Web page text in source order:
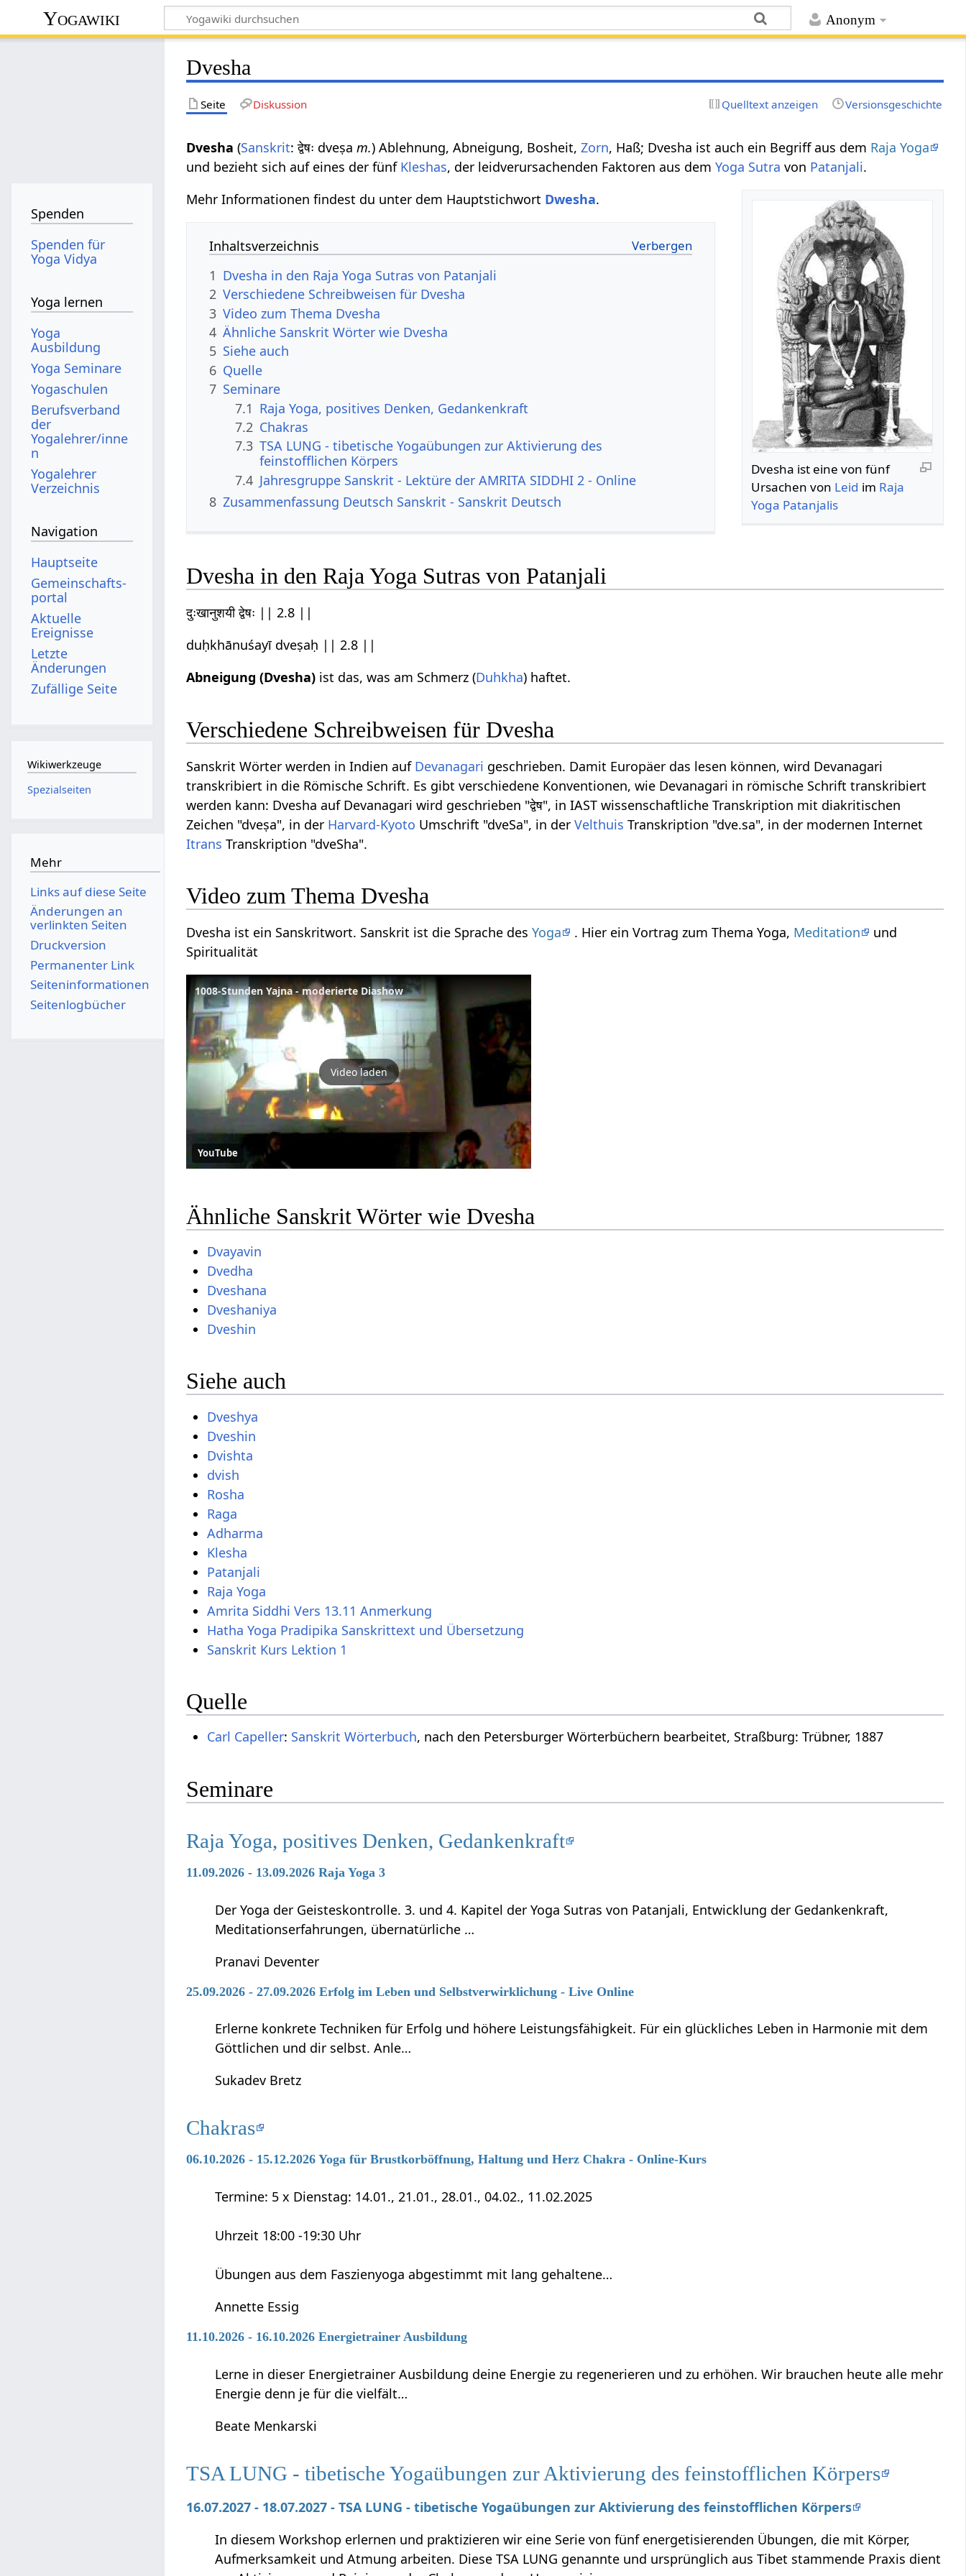
Anonym
Yogawiki
Dvesha
Seite Diskussion Quelltext anzeigen Versionsgeschichte
Dvesha (Sanskrit: द्वेषः dveṣam.) Ablehnung, Abneigung, Bosheit,Zorn, Haß; Dvesha ist auch ein Begriff aus dem Raja Yoga
und bezieht sich auf eines der fünf Kleshas, der leidverursachenden Faktoren aus demYoga Sutra von Patanjali.
Dvesha ist eine von fünf
Ursachen von Leid im Raja
Yoga Patanjalis
Mehr Informationen findest du unter dem Hauptstichwort Dwesha.
Inhaltsverzeichnis
1 Dvesha in den Raja Yoga Sutras von Patanjali
2 Verschiedene Schreibweisen für Dvesha
3 Video zum Thema Dvesha
4 Ähnliche Sanskrit Wörter wie Dvesha
5 Siehe auch
6 Quelle
7 Seminare
7.1 Raja Yoga, positives Denken, Gedankenkraft
7.2 Chakras
7.3 TSA LUNG - tibetische Yogaübungen zur Aktivierung des
feinstofflichen Körpers
7.4 Jahresgruppe Sanskrit - Lektüre der AMRITA SIDDHI 2 - Online
8 Zusammenfassung Deutsch Sanskrit - Sanskrit Deutsch
Dvesha in den Raja Yoga Sutras von Patanjali
दुःखानुशयी द्वेषः || 2.8 ||
duḥkhānuśayī dveṣaḥ || 2.8 ||
Abneigung (Dvesha) ist das, was am Schmerz (Duhkha) haftet.
Verschiedene Schreibweisen für Dvesha
Sanskrit Wörter werden in Indien auf Devanagari geschrieben. Damit Europäer das lesen können, wird Devanagari
transkribiert in die Römische Schrift. Es gibt verschiedene Konventionen, wie Devanagari in römische Schrift transkribiert
werden kann: Dvesha auf Devanagari wird geschrieben "द्वेष", in IAST wissenschaftliche Transkription mit diakritischen
Zeichen "dveṣa", in der Harvard-Kyoto Umschrift "dveSa", in derVelthuis Transkription "dve.sa", in der modernen Internet
Itrans Transkription "dveSha".
Video zum Thema Dvesha
Dvesha ist ein Sanskritwort. Sanskrit ist die Sprache desYoga . Hier ein Vortrag zum Thema Yoga, Meditation
und
Spiritualität
1008-Stunden Yajna - moderierte Diashow
Video laden
YouTube
Ähnliche Sanskrit Wörter wie Dvesha
Dvayavin
Dvedha
Dveshana
Dveshaniya
Dveshin
Siehe auch
Dveshya
Dveshin
Dvishta
dvish
Rosha
Raga
Adharma
Klesha
Patanjali
Raja Yoga
Amrita Siddhi Vers 13.11 Anmerkung
Hatha Yoga Pradipika Sanskrittext und Übersetzung
Sanskrit Kurs Lektion 1
Quelle
Carl Capeller: Sanskrit Wörterbuch, nach den Petersburger Wörterbüchern bearbeitet, Straßburg: Trübner, 1887
Seminare
Raja Yoga, positives Denken, Gedankenkraft
11.09.2026 - 13.09.2026 Raja Yoga 3
Der Yoga der Geisteskontrolle. 3. und 4. Kapitel der Yoga Sutras von Patanjali, Entwicklung der Gedankenkraft,
Meditationserfahrungen, übernatürliche …
Pranavi Deventer
25.09.2026 - 27.09.2026 Erfolg im Leben und Selbstverwirklichung - Live Online
Erlerne konkrete Techniken für Erfolg und höhere Leistungsfähigkeit. Für ein glückliches Leben in Harmonie mit dem
Göttlichen und dir selbst. Anle…
Sukadev Bretz
Chakras
06.10.2026 - 15.12.2026 Yoga für Brustkorböffnung, Haltung und Herz Chakra - Online-Kurs
Termine: 5 x Dienstag: 14.01., 21.01., 28.01., 04.02., 11.02.2025
Uhrzeit 18:00 -19:30 Uhr
Übungen aus dem Faszienyoga abgestimmt mit lang gehaltene…
Annette Essig
11.10.2026 - 16.10.2026 Energietrainer Ausbildung
Lerne in dieser Energietrainer Ausbildung deine Energie zu regenerieren und zu erhöhen. Wir brauchen heute alle mehr
Energie denn je für die vielfält…
Beate Menkarski
TSA LUNG - tibetische Yogaübungen zur Aktivierung des feinstofflichen Körpers
16.07.2027 - 18.07.2027 - TSA LUNG - tibetische Yogaübungen zur Aktivierung des feinstofflichen Körpers
In diesem Workshop erlernen und praktizieren wir eine Serie von fünf energetisierenden Übungen, die mit Körper,
Aufmerksamkeit und Atmung arbeiten. Diese TSA LUNG genannte und ursprünglich aus Tibet stammende Praxis dient
Spenden
Spenden für
Yoga Vidya
Yoga lernen
Yoga
Ausbildung
Yoga Seminare
Yogaschulen
Berufsverband
der
Yogalehrer/inne
n
Yogalehrer
Verzeichnis
Navigation
Hauptseite
Gemeinschafts­
portal
Aktuelle
Ereignisse
Letzte
Änderungen
Zufällige Seite
Wikiwerkzeuge
Spezialseiten
Mehr
Links auf diese Seite
Änderungen an
verlinkten Seiten
Druckversion
Permanenter Link
Seiten­­informationen
Seitenlogbücher